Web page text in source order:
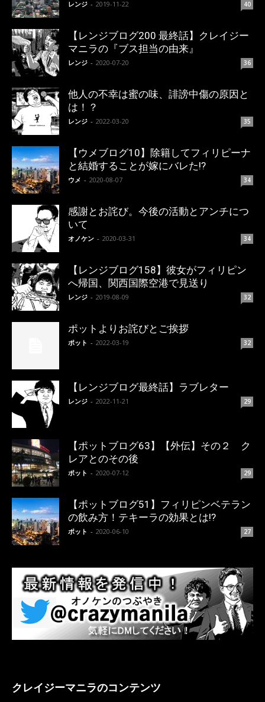
レンジ - 2019-11-22 40
【レンジブログ200 最終話】クレイジー
マニラの『ブス担当の由来』
レンジ - 2020-07-20 36
他人の不幸は蜜の味、誹謗中傷の原因と
は！？
レンジ - 2022-03-20 35
【ウメブログ10】除籍してフィリピーナ
と結婚することが嫁にバレた!?
ウメ - 2020-08-07 34
感謝とお詫び。今後の活動とアンチにつ
いて
オノケン - 2020-03-31 34
【レンジブログ158】彼女がフィリピン
へ帰国、関西国際空港で見送り
レンジ - 2019-08-09 32
ポットよりお詫びとご挨拶
ポット - 2022-03-19 32
【レンジブログ最終話】ラブレター
レンジ - 2022-11-21 29
【ポットブログ63】【外伝】その２ ク
レアとのその後
ポット - 2020-07-12 29
【ポットブログ51】フィリピンベテラン
の飲み方！テキーラの効果とは!?
ポット - 2020-06-10 27
クレイジーマニラのコンテンツ